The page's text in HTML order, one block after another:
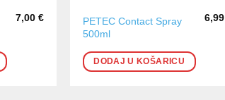
7,00€
PETEC Contact Spray
500ml
6,99
DODAJ U KOŠARICU